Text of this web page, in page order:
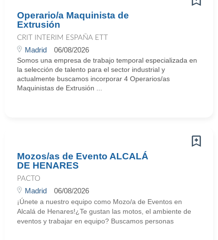
Operario/a Maquinista de
Extrusión
CRIT INTERIM ESPAÑA ETT
Madrid 06/08/2026
Somos una empresa de trabajo temporal especializada en
la selección de talento para el sector industrial y
actualmente buscamos incorporar 4 Operarios/as
Maquinistas de Extrusión ...
Mozos/as de Evento ALCALÁ
DE HENARES
PACTO
Madrid 06/08/2026
¡Únete a nuestro equipo como Mozo/a de Eventos en
Alcalá de Henares!¿Te gustan las motos, el ambiente de
eventos y trabajar en equipo? Buscamos personas